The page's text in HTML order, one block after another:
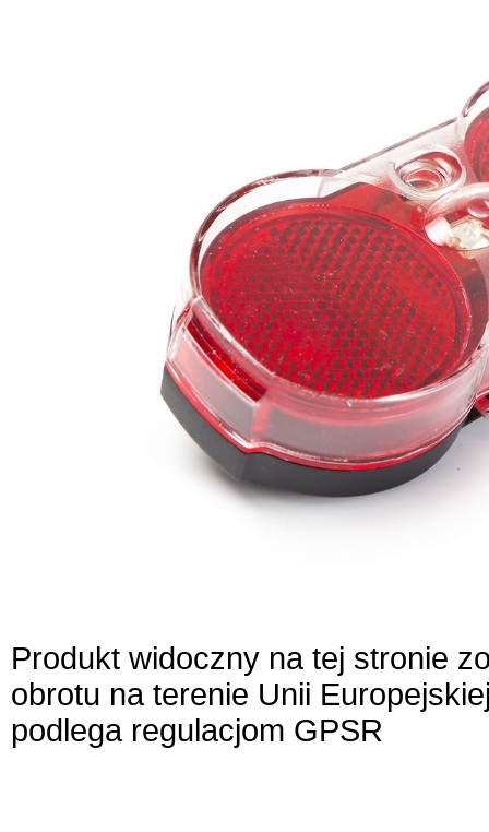
Produkt widoczny na tej stronie
obrotu na terenie Unii
podlega regulacjom GPSR